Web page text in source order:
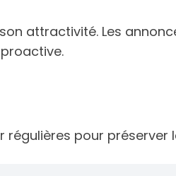
attractivité. Les
régulières pour préserver